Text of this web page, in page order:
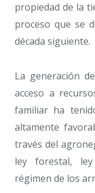
propiedad de la
proceso que se
década siguiente.
La generación
acceso a
familiar ha
altamente
través del
ley forestal,
régimen de los